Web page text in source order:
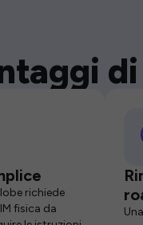
richiede
fisica da